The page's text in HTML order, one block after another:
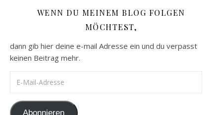
WENN DU MEINEM BLOG FOLGEN
MÖCHTEST,
dann gib hier deine e-mail Adresse ein und du verpasst
keinen Beitrag mehr.
Abonnieren